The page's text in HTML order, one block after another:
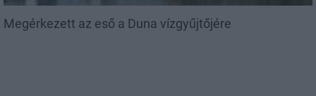
Megérkezett az eső a Duna vízgyűjtőjére